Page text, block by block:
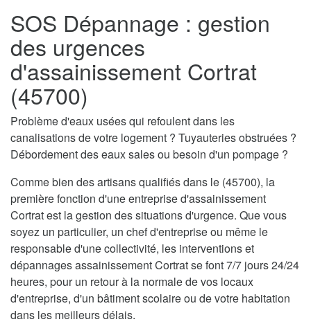
SOS Dépannage : gestion
des urgences
d'assainissement Cortrat
(45700)
Problème d'eaux usées qui refoulent dans les
canalisations de votre logement ? Tuyauteries obstruées ?
Débordement des eaux sales ou besoin d'un pompage ?
Comme bien des artisans qualifiés dans le (45700), la
première fonction d'une entreprise d'assainissement
Cortrat est la gestion des situations d'urgence. Que vous
soyez un particulier, un chef d'entreprise ou même le
responsable d'une collectivité, les interventions et
dépannages assainissement Cortrat se font 7/7 jours 24/24
heures, pour un retour à la normale de vos locaux
d'entreprise, d'un bâtiment scolaire ou de votre habitation
dans les meilleurs délais.